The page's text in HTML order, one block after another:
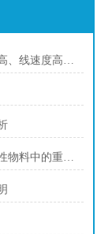
乳化机哪家间隙小、粒径小、精度高、转速高、线速度高、剪切力强，上海思峻性能实测参考
化工研磨机的冷却系统设计及其在研磨热敏性物料中的重要性